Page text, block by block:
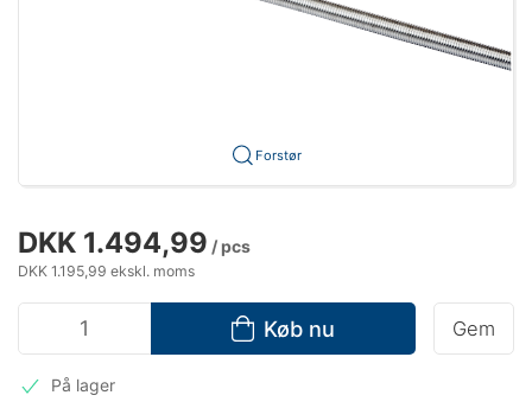
Forstør
DKK 1.494,99 / pcs
DKK 1.195,99 ekskl. moms
Køb nu Gem
På lager